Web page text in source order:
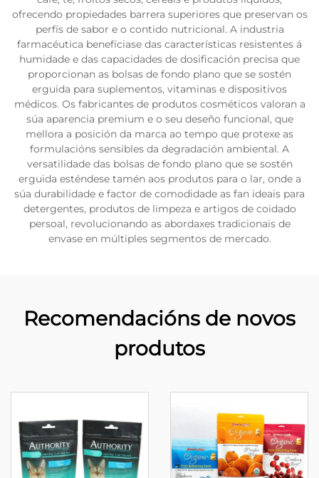
ofrecendo propiedades barrera superiores que preservan os
perfís de sabor e o contido nutricional. A industria
farmacéutica benefíciase das características resistentes á
humidade e das capacidades de dosificación precisa que
proporcionan as bolsas de fondo plano que se sostén
erguida para suplementos, vitaminas e dispositivos
médicos. Os fabricantes de produtos cosméticos valoran a
súa aparencia premium e o seu deseño funcional, que
mellora a posición da marca ao tempo que protexe as
formulacións sensibles da degradación ambiental. A
versatilidade das bolsas de fondo plano que se sostén
erguida esténdese tamén aos produtos para o lar, onde a
súa durabilidade e factor de comodidade as fan ideais para
detergentes, produtos de limpeza e artigos de coidado
persoal, revolucionando as abordaxes tradicionais de
envase en múltiples segmentos de mercado.
Recomendacións de novos
produtos